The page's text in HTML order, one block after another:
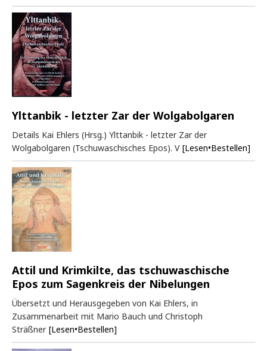
Ylttanbik - letzter Zar der Wolgabolgaren
Details Kai Ehlers (Hrsg.) Ylttanbik - letzter Zar der
Wolgabolgaren (Tschuwaschisches Epos). V [Lesen•Bestellen]
Attil und Krimkilte, das tschuwaschische
Epos zum Sagenkreis der Nibelungen
Übersetzt und Herausgegeben von Kai Ehlers, in
Zusammenarbeit mit Mario Bauch und Christoph
Sträßner [Lesen•Bestellen]